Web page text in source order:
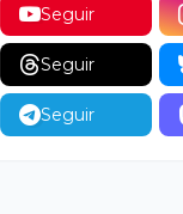
Seguir
Seguir
Seguir